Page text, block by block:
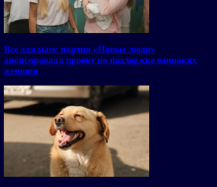
Все для мам: партия «Новые люди»
анонсировала проект по поддержке одиноких
женщин